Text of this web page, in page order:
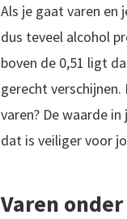
Als je gaat varen en
dus teveel alcohol
boven de 0,51 ligt
gerecht
varen? De waarde
dat is veiliger voor
Varen